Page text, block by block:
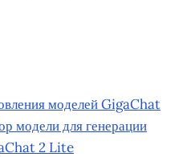
моделей GigaChat
модели для генерации
2 Lite